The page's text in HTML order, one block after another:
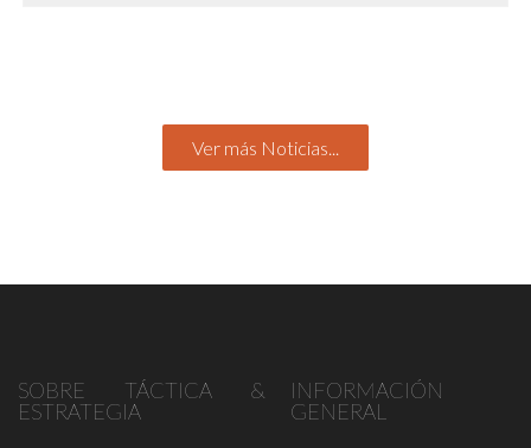
Ver más Noticias...
SOBRE TÁCTICA &
ESTRATEGIA
INFORMACIÓN
GENERAL